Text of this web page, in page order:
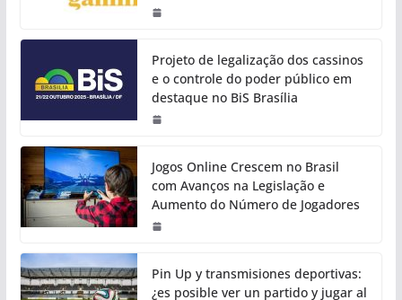
Projeto de legalização dos cassinos
e o controle do poder público em
destaque no BiS Brasília
Jogos Online Crescem no Brasil
com Avanços na Legislação e
Aumento do Número de Jogadores
Pin Up y transmisiones deportivas:
¿es posible ver un partido y jugar al